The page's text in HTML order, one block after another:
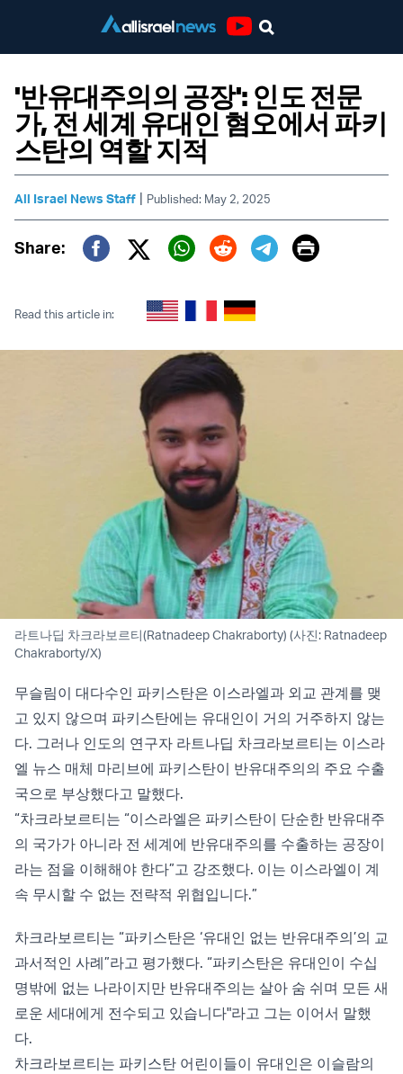
'반유대주의의 공장': 인도 전문
가, 전 세계 유대인 혐오에서 파키
스탄의 역할 지적
All Israel News Staff | Published: May 2, 2025
Share:
Twitter (X)
Print
Read this article in:
라트나딥 차크라보르티(Ratnadeep Chakraborty) (사진: Ratnadeep
Chakraborty/X)
무슬림이 대다수인 파키스탄은 이스라엘과 외교 관계를 맺
고 있지 않으며 파키스탄에는 유대인이 거의 거주하지 않는
다. 그러나 인도의 연구자 라트나딥 차크라보르티는 이스라
엘 뉴스 매체 마리브에 파키스탄이 반유대주의의 주요 수출
국으로 부상했다고 말했다.
“차크라보르티는 “이스라엘은 파키스탄이 단순한 반유대주
의 국가가 아니라 전 세계에 반유대주의를 수출하는 공장이
라는 점을 이해해야 한다”고 강조했다. 이는 이스라엘이 계
속 무시할 수 없는 전략적 위협입니다.”
차크라보르티는 “파키스탄은 ‘유대인 없는 반유대주의’의 교
과서적인 사례”라고 평가했다. “파키스탄은 유대인이 수십
명밖에 없는 나라이지만 반유대주의는 살아 숨 쉬며 모든 새
로운 세대에게 전수되고 있습니다"라고 그는 이어서 말했
다.
차크라보르티는 파키스탄 어린이들이 유대인은 이슬람의